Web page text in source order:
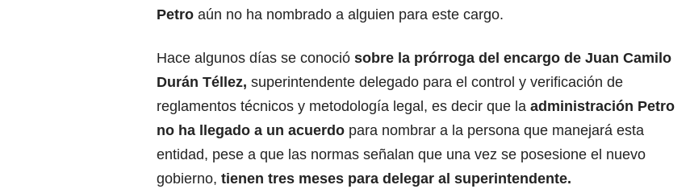
Petro aún no ha nombrado a alguien para este cargo.
Hace algunos días se conoció sobre la prórroga del encargo de Juan Camilo
Durán Téllez, superintendente delegado para el control y verificación de
reglamentos técnicos y metodología legal, es decir que la administración Petro
no ha llegado a un acuerdo para nombrar a la persona que manejará esta
entidad, pese a que las normas señalan que una vez se posesione el nuevo
gobierno, tienen tres meses para delegar al superintendente.